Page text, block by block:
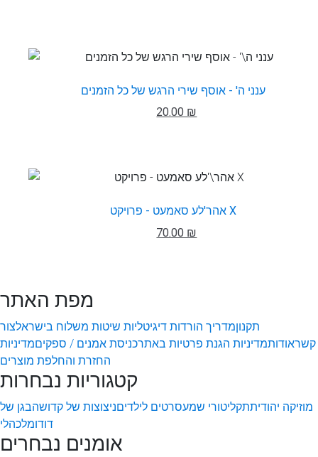
ענני ה' - אוסף שירי הרגש של כל הזמנים
20.00 ₪
אהר'לע סאמעט - פרויקט X
70.00 ₪
מפת האתר
תקנוןמדריך הורדות דיגיטליות שיטות משלוח בישראלצור
קשראודותמדיניות הגנת פרטיות באתרכניסת אמנים / ספקיםמדיניות
החזרת והחלפת מוצרים
קטגוריות נבחרות
מוזיקה יהודיתתקליטורי שמעסרטים לילדיםניצוצות של קדושהבגן של
דודומלכהלי
אומנים נבחרים